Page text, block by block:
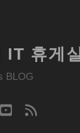
IT 휴게실
BLOG
youtube
rss